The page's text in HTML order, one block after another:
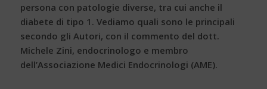
persona con patologie diverse, tra cui anche il
diabete di tipo 1. Vediamo quali sono le principali
secondo gli Autori, con il commento del dott.
Michele Zini, endocrinologo e membro
dell’Associazione Medici Endocrinologi (AME).